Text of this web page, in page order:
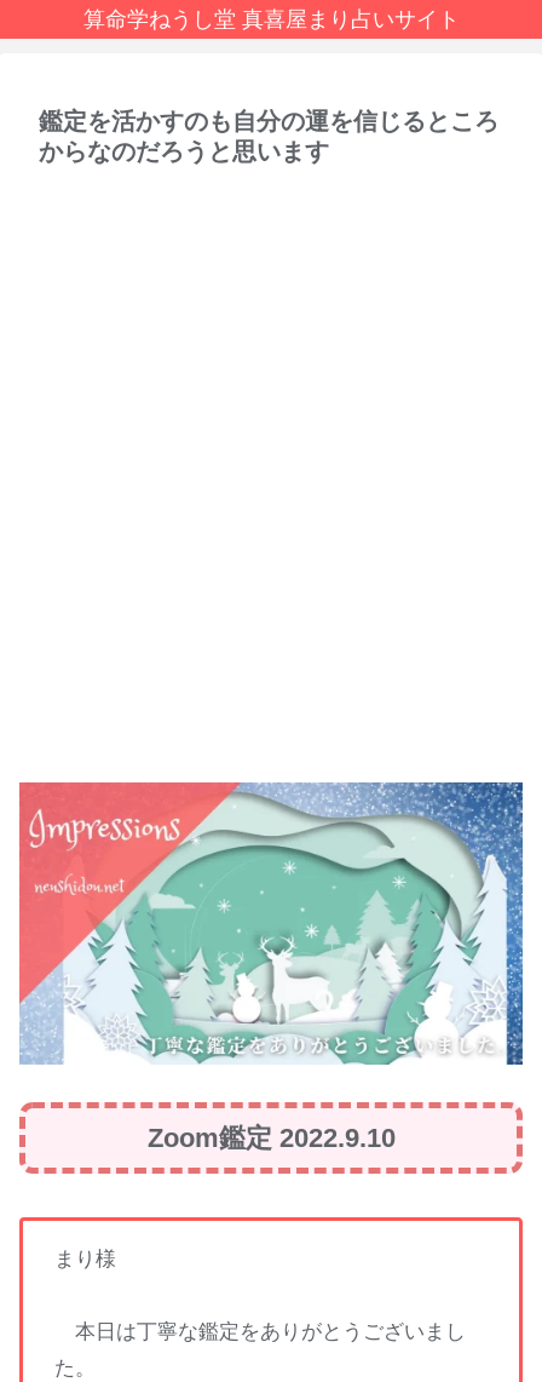
算命学ねうし堂 真喜屋まり占いサイト
鑑定を活かすのも自分の運を信じるところ
からなのだろうと思います
Zoom鑑定 2022.9.10
まり様
本日は丁寧な鑑定をありがとうございまし
た。